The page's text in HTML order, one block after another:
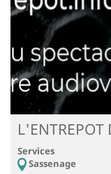
L'ENTREPOT
Services
Sassenage